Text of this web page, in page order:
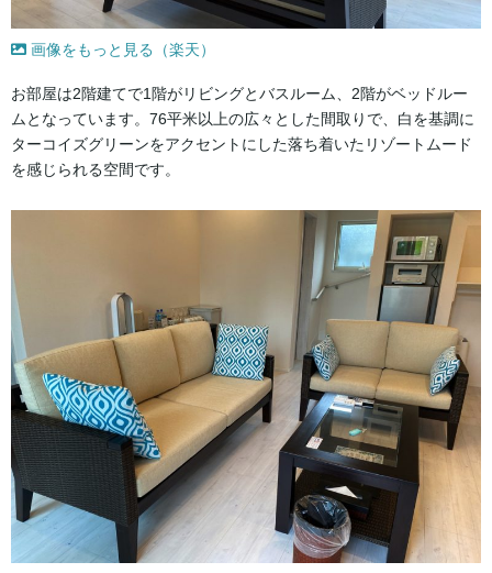
画像をもっと見る（楽天）
お部屋は2階建てで1階がリビングとバスルーム、2階がベッドルー
ムとなっています。76平米以上の広々とした間取りで、白を基調に
ターコイズグリーンをアクセントにした落ち着いたリゾートムード
を感じられる空間です。